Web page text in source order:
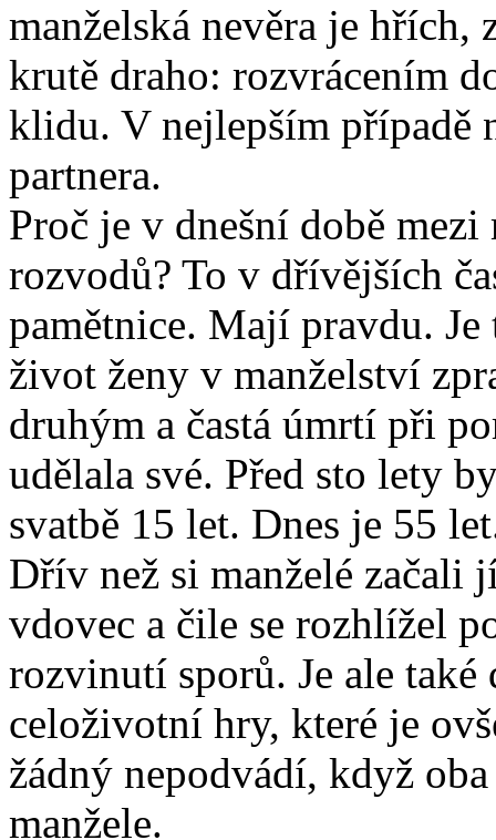
manželská nevěra je hřích,
krutě draho: rozvrácením
klidu. V nejlepším případě
partnera.
Proč je v dnešní době
rozvodů? To v dřívějších
pamětnice. Mají pravdu.
život ženy v manželství
druhým a častá úmrtí při
udělala své. Před sto lety
svatbě 15 let. Dnes je 55
Dřív než si manželé začali
vdovec a čile se rozhlížel
rozvinutí sporů. Je ale
celoživotní hry, které je
žádný nepodvádí, když
manžele.